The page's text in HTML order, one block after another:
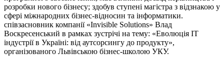
розробки нового бізнесу; здобув ступені магістра з відзнакою у
сфері міжнародних бізнес-відносин та інформатики.
співзасновник компанії «Invisible Solutions» Влад
Воскресенський в рамках зустрічі на тему: «Еволюція IT
індустрії в Україні: від аутсорсингу до продукту»,
організованого Львівською бізнес-школою УКУ.